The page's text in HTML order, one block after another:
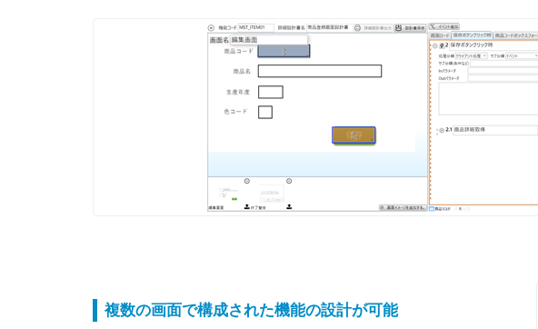
複数の画面で構成された機能の設計が可能